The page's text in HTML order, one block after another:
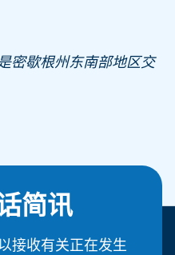
密歇根州东南部地区交
简讯
接收有关正在发生